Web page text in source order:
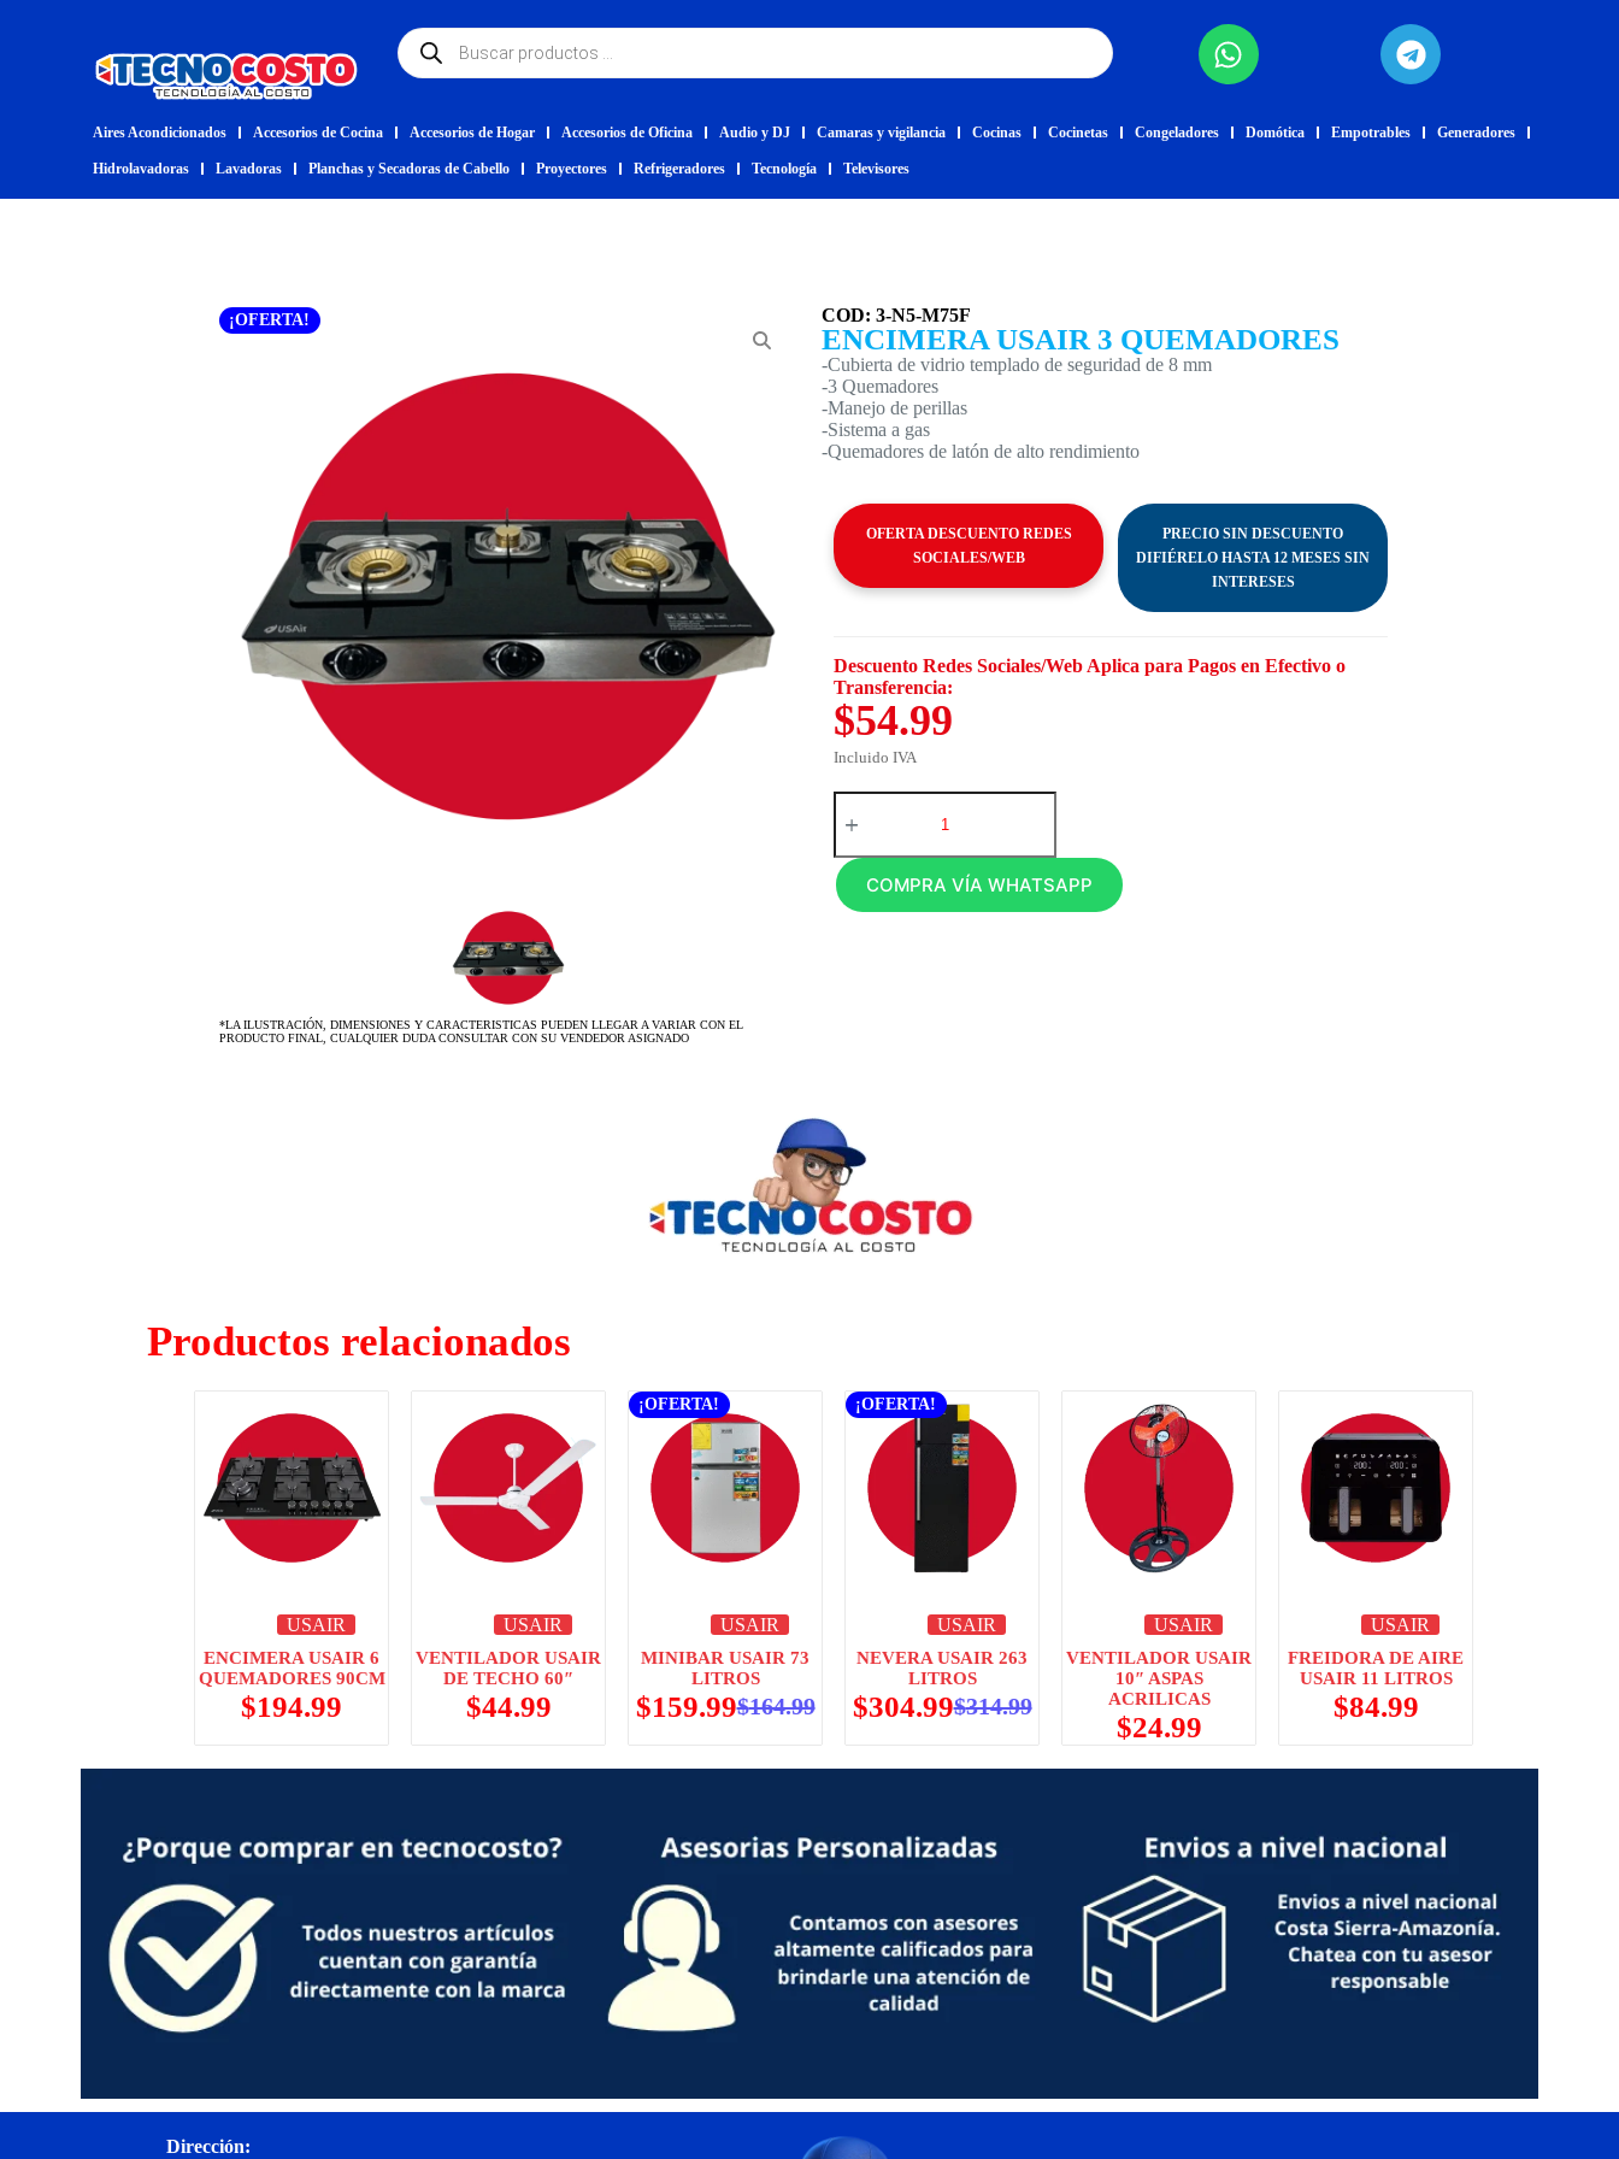
Aires Acondicionados Accesorios de Cocina Accesorios de Hogar Accesorios de Oficina Audio y DJ Camaras y vigilancia Cocinas Cocinetas Congeladores Domótica Empotrables Generadores
Hidrolavadoras Lavadoras Planchas y Secadoras de Cabello Proyectores Refrigeradores Tecnología Televisores
¡OFERTA!
*LA ILUSTRACIÓN, DIMENSIONES Y CARACTERISTICAS PUEDEN LLEGAR A VARIAR CON EL
PRODUCTO FINAL, CUALQUIER DUDA CONSULTAR CON SU VENDEDOR ASIGNADO
COD: 3-N5-M75F
ENCIMERA USAIR 3 QUEMADORES
-Cubierta de vidrio templado de seguridad de 8 mm
-3 Quemadores
-Manejo de perillas
-Sistema a gas
-Quemadores de latón de alto rendimiento
OFERTA DESCUENTO REDES
SOCIALES/WEB
PRECIO SIN DESCUENTO
DIFIÉRELO HASTA 12 MESES SIN
INTERESES
Descuento Redes Sociales/Web Aplica para Pagos en Efectivo o
Transferencia:
$54.99
Incluido IVA
COMPRA VÍA WHATSAPP
Productos relacionados
USAIR
ENCIMERA USAIR 6
QUEMADORES 90CM
$194.99
USAIR
VENTILADOR USAIR
DE TECHO 60″
$44.99
¡OFERTA!
USAIR
MINIBAR USAIR 73
LITROS
$164.99
$159.99
¡OFERTA!
USAIR
NEVERA USAIR 263
LITROS
$314.99
$304.99
USAIR
VENTILADOR USAIR
10″ ASPAS
ACRILICAS
$24.99
USAIR
FREIDORA DE AIRE
USAIR 11 LITROS
$84.99
Dirección: